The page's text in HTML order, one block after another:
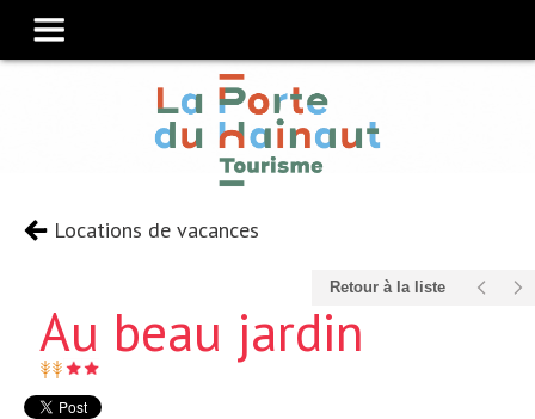
Locations de vacances
Retour à la liste
Au beau jardin